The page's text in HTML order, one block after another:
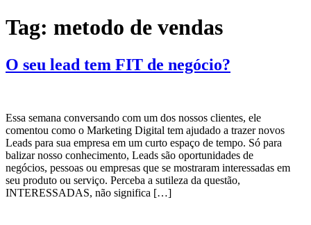
Tag: metodo de vendas
O seu lead tem FIT de negócio?
Essa semana conversando com um dos nossos clientes, ele
comentou como o Marketing Digital tem ajudado a trazer novos
Leads para sua empresa em um curto espaço de tempo. Só para
balizar nosso conhecimento, Leads são oportunidades de
negócios, pessoas ou empresas que se mostraram interessadas em
seu produto ou serviço. Perceba a sutileza da questão,
INTERESSADAS, não significa […]